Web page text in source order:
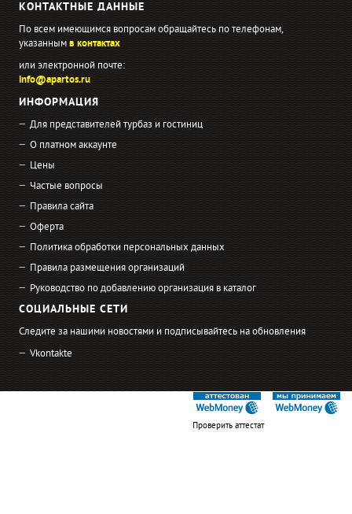
КОНТАКТНЫЕ ДАННЫЕ
По всем имеющимся вопросам обращайтесь по телефонам,
указаннымв контактах
или электронной почте:
info@apartos.ru
ИНФОРМАЦИЯ
Для представителей турбаз и гостиниц
О платном аккаунте
Цены
Частые вопросы
Правила сайта
Оферта
Политика обработки персональных данных
Правила размещения организаций
Руководство по добавлению организация в каталог
СОЦИАЛЬНЫЕ СЕТИ
Следите за нашими новостями и подписывайтесь на обновления
Vkontakte
Проверить аттестат